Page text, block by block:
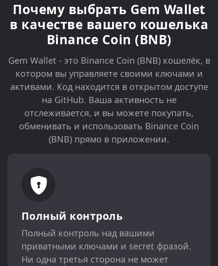
Почему выбрать Gem Wallet
в качестве вашего кошелька
Binance Coin (BNB)
Gem Wallet - это Binance Coin (BNB) кошелёк, в
котором вы управляете своими ключами и
активами. Код находится в открытом доступе
на GitHub. Ваша активность не
отслеживается, и вы можете покупать,
обменивать и использовать Binance Coin
(BNB) прямо в приложении.
Полный контроль
Полный контроль над вашими
приватными ключами и secret фразой.
Ни одна третья сторона не может